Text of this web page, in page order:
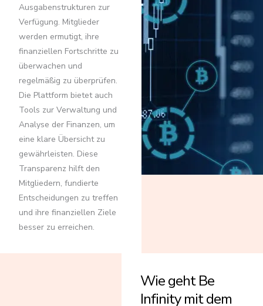
Ausgabenstrukturen zur
Verfügung. Mitglieder
werden ermutigt, ihre
finanziellen Fortschritte zu
überwachen und
regelmäßig zu überprüfen.
Die Plattform bietet auch
Tools zur Verwaltung und
Analyse der Finanzen, um
eine klare Übersicht zu
gewährleisten. Diese
Transparenz hilft den
Mitgliedern, fundierte
Entscheidungen zu treffen
und ihre finanziellen Ziele
besser zu erreichen.
Wie geht Be
Infinity mit dem